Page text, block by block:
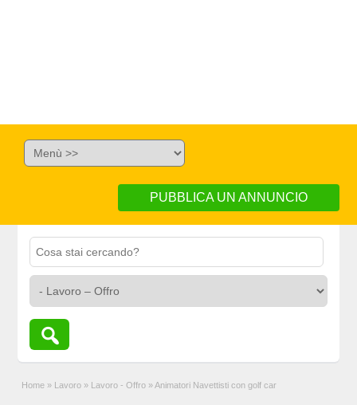
PUBBLICA UN ANNUNCIO
Home » Lavoro » Lavoro - Offro » Animatori Navettisti con golf car